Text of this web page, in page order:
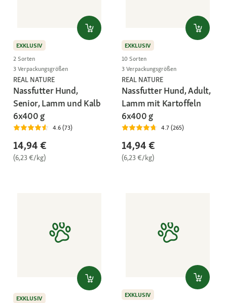
EXKLUSIV
2 Sorten
3 Verpackungsgrößen
REAL NATURE
Nassfutter Hund,
Senior, Lamm und Kalb
6x400 g
4.6 (73)
14,94 €
(6,23 €/kg)
EXKLUSIV
10 Sorten
3 Verpackungsgrößen
REAL NATURE
Nassfutter Hund, Adult,
Lamm mit Kartoffeln
6x400 g
4.7 (265)
14,94 €
(6,23 €/kg)
EXKLUSIV
EXKLUSIV